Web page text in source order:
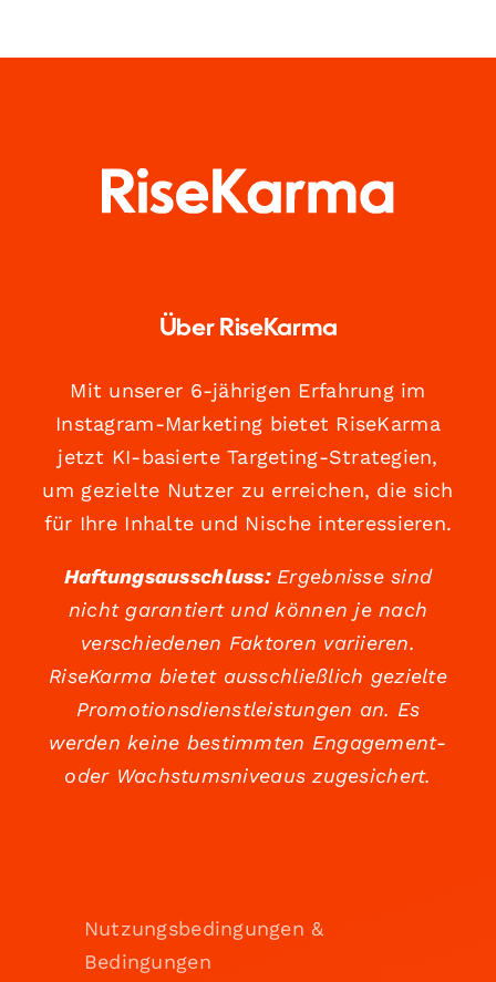
Über RiseKarma
Mit unserer 6-jährigen Erfahrung im
Instagram-Marketing bietet RiseKarma
jetzt KI-basierte Targeting-Strategien,
um gezielte Nutzer zu erreichen, die sich
für Ihre Inhalte und Nische interessieren.
Haftungsausschluss:Ergebnisse sind
nicht garantiert und können je nach
verschiedenen Faktoren variieren.
RiseKarma bietet ausschließlich gezielte
Promotionsdienstleistungen an. Es
werden keine bestimmten Engagement-
oder Wachstumsniveaus zugesichert.
Nutzungsbedingungen &
Bedingungen